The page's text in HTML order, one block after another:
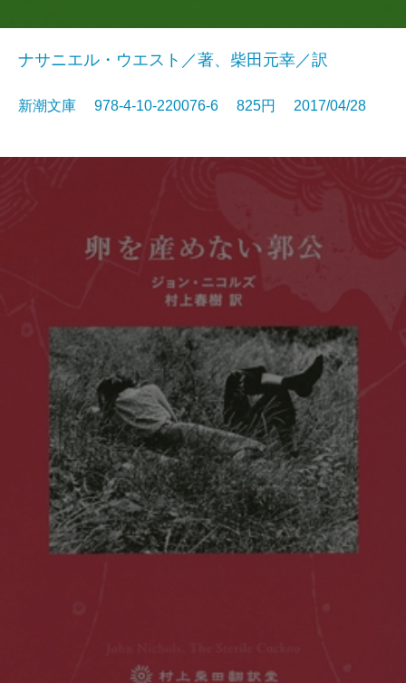
ナサニエル・ウエスト／著、柴田元幸／訳
新潮文庫 978-4-10-220076-6 825円 2017/04/28